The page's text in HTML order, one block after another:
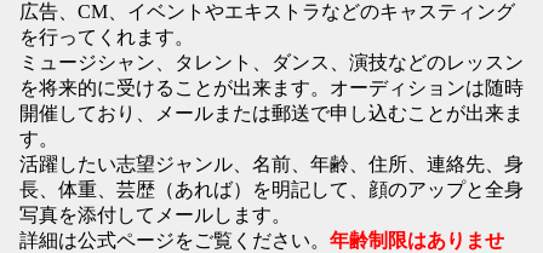
広告、CM、イベントやエキストラなどのキャスティング
を行ってくれます。
ミュージシャン、タレント、ダンス、演技などのレッスン
を将来的に受けることが出来ます。オーディションは随時
開催しており、メールまたは郵送で申し込むことが出来ま
す。
活躍したい志望ジャンル、名前、年齢、住所、連絡先、身
長、体重、芸歴（あれば）を明記して、顔のアップと全身
写真を添付してメールします。
詳細は公式ページをご覧ください。 年齢制限はありませ